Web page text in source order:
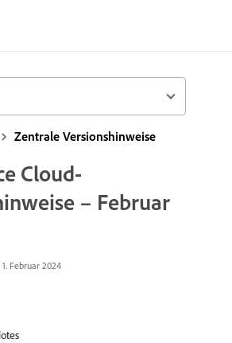
Zentrale Versionshinweise
Cloud-
– Februar
Februar 2024